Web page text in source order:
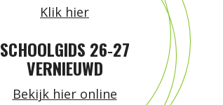
Klik hier
SCHOOLGIDS 26‑27
VERNIEUWD
Bekijk hier online